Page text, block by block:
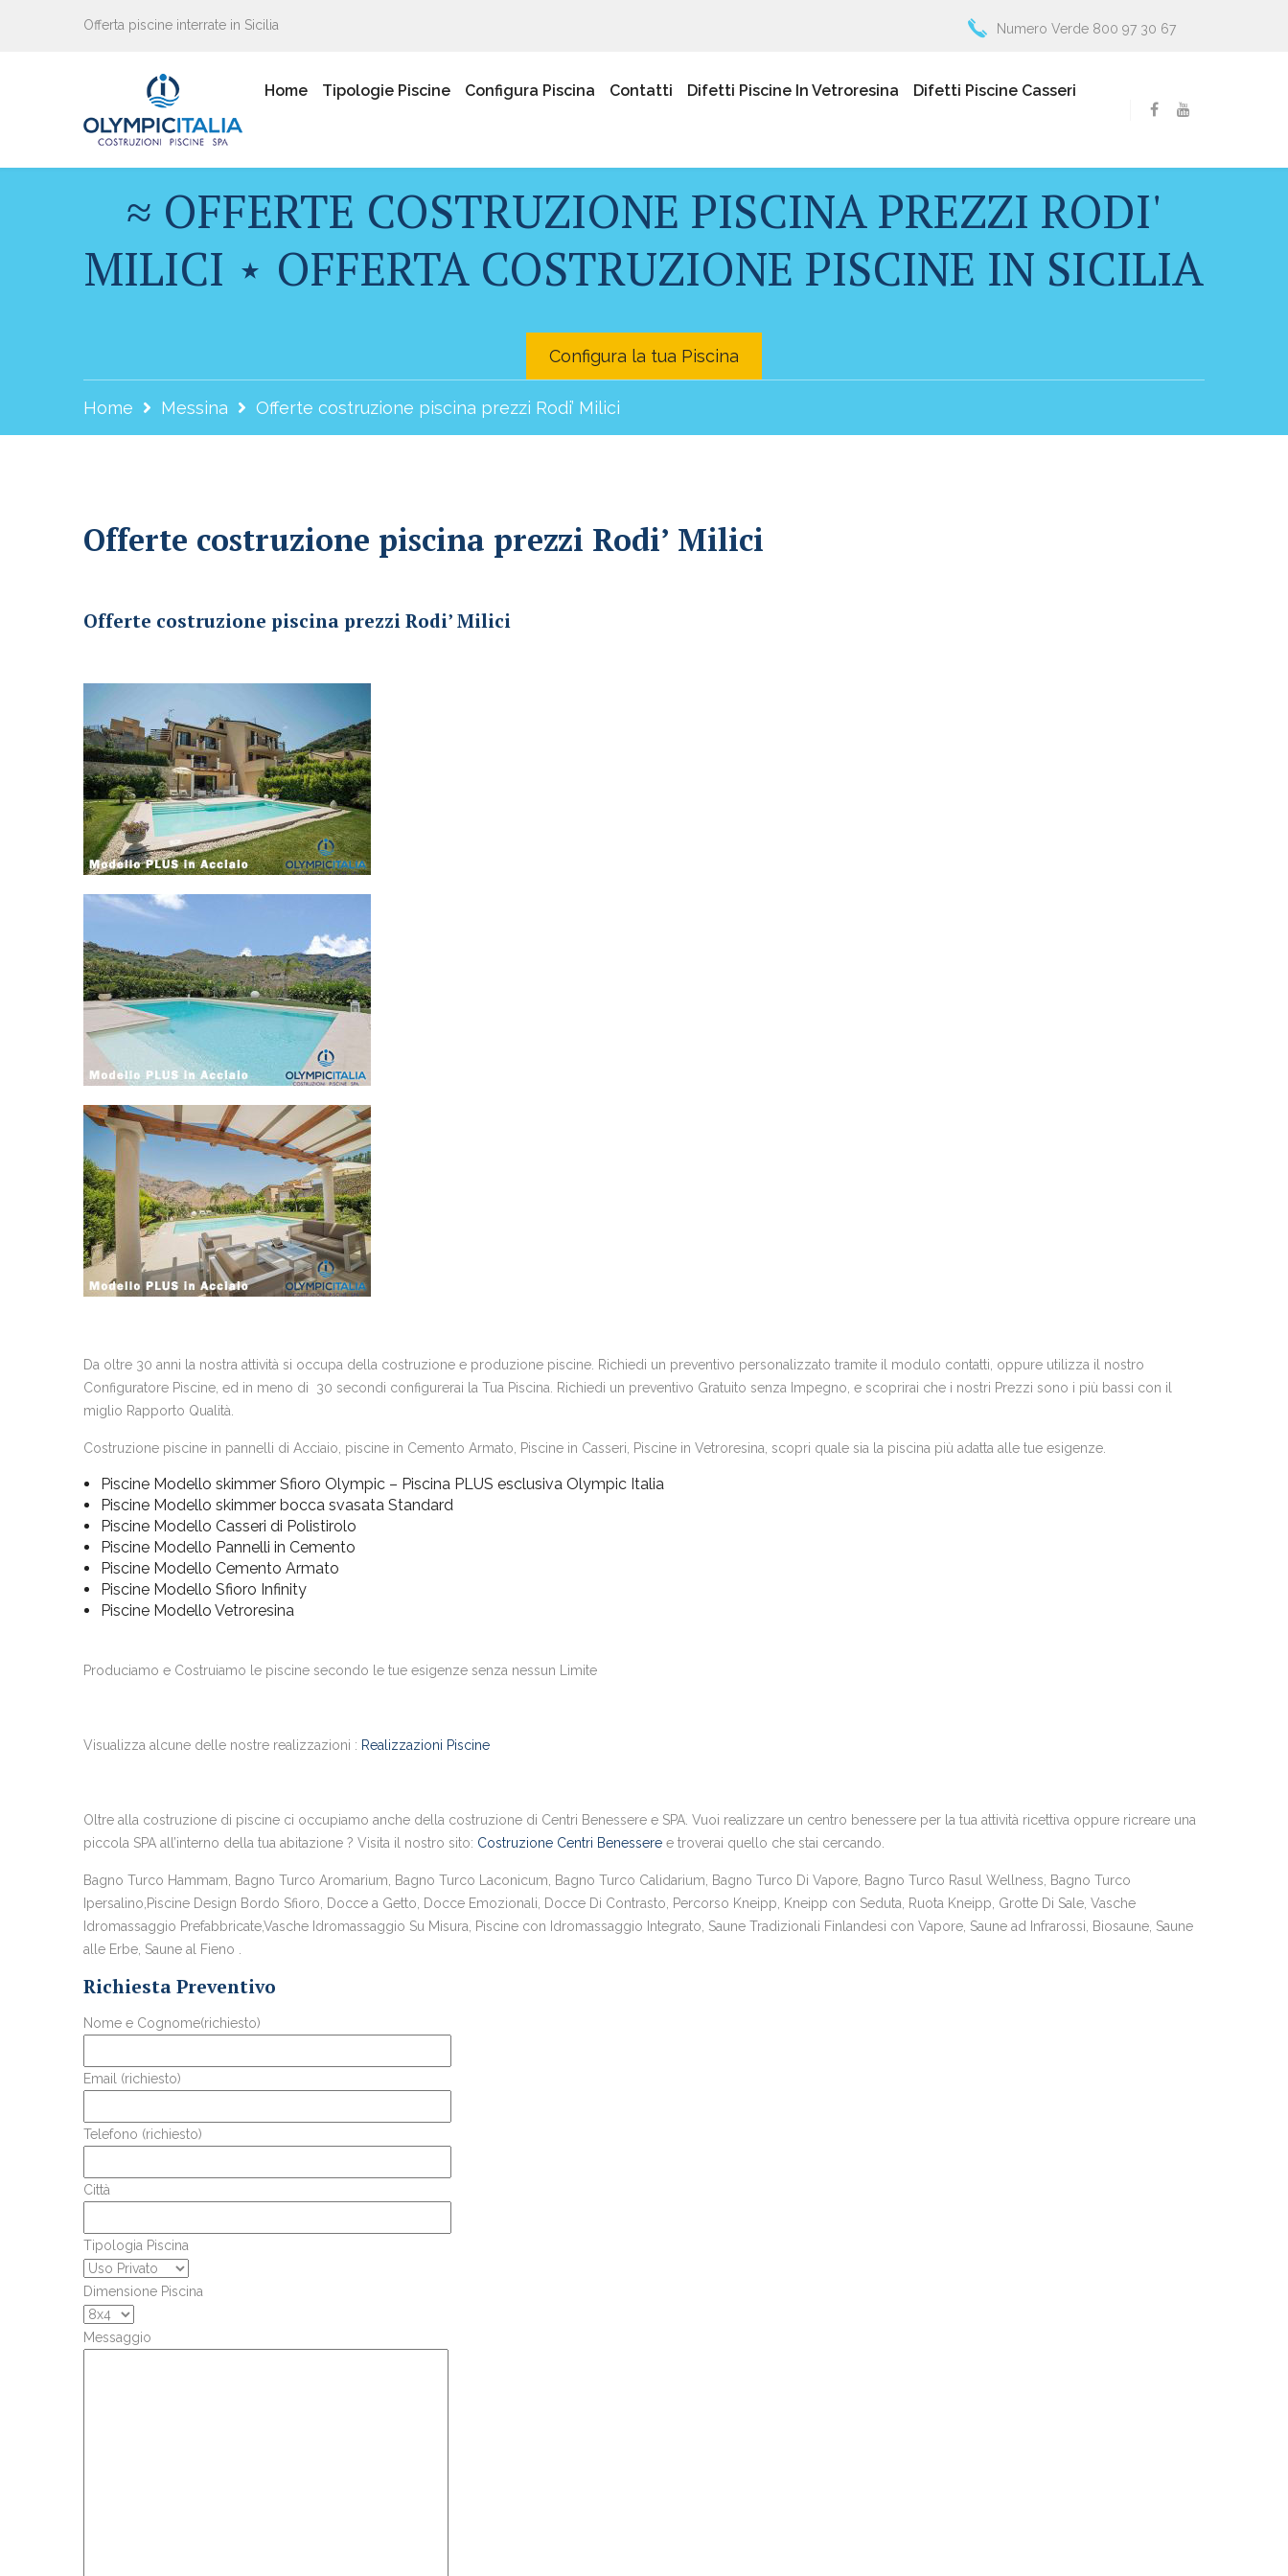
Offerta piscine interrate in Sicilia Numero Verde 800 97 30 67
Home Tipologie Piscine Configura Piscina Contatti Difetti Piscine In Vetroresina Difetti Piscine Casseri
≈ OFFERTE COSTRUZIONE PISCINA PREZZI RODI'
MILICI ⋆ OFFERTA COSTRUZIONE PISCINE IN SICILIA
Configura la tua Piscina
Home Messina Offerte costruzione piscina prezzi Rodi’ Milici
Offerte costruzione piscina prezzi Rodi’ Milici
Offerte costruzione piscina prezzi Rodi’ Milici
Da oltre 30 anni la nostra attività si occupa della costruzione e produzione piscine. Richiedi un preventivo personalizzato tramite il modulo contatti, oppure utilizza il nostro
Configuratore Piscine, ed in meno di 30 secondi configurerai la Tua Piscina. Richiedi un preventivo Gratuito senza Impegno, e scoprirai che i nostri Prezzi sono i più bassi con il
miglio Rapporto Qualità.
Costruzione piscine in pannelli di Acciaio, piscine in Cemento Armato, Piscine in Casseri, Piscine in Vetroresina, scopri quale sia la piscina più adatta alle tue esigenze.
Piscine Modello skimmer Sfioro Olympic – Piscina PLUS esclusiva Olympic Italia
Piscine Modello skimmer bocca svasata Standard
Piscine Modello Casseri di Polistirolo
Piscine Modello Pannelli in Cemento
Piscine Modello Cemento Armato
Piscine Modello Sfioro Infinity
Piscine Modello Vetroresina
Produciamo e Costruiamo le piscine secondo le tue esigenze senza nessun Limite
Visualizza alcune delle nostre realizzazioni : Realizzazioni Piscine
Oltre alla costruzione di piscine ci occupiamo anche della costruzione di Centri Benessere e SPA. Vuoi realizzare un centro benessere per la tua attività ricettiva oppure ricreare una
piccola SPA all’interno della tua abitazione ? Visita il nostro sito: Costruzione Centri Benessere e troverai quello che stai cercando.
Bagno Turco Hammam, Bagno Turco Aromarium, Bagno Turco Laconicum, Bagno Turco Calidarium, Bagno Turco Di Vapore, Bagno Turco Rasul Wellness, Bagno Turco
Ipersalino,Piscine Design Bordo Sfioro, Docce a Getto, Docce Emozionali, Docce Di Contrasto, Percorso Kneipp, Kneipp con Seduta, Ruota Kneipp, Grotte Di Sale, Vasche
Idromassaggio Prefabbricate,Vasche Idromassaggio Su Misura, Piscine con Idromassaggio Integrato, Saune Tradizionali Finlandesi con Vapore, Saune ad Infrarossi, Biosaune, Saune
alle Erbe, Saune al Fieno .
Richiesta Preventivo
Nome e Cognome(richiesto)
Email (richiesto)
Telefono (richiesto)
Città
Tipologia Piscina
Dimensione Piscina
Messaggio